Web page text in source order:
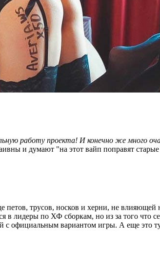
работу проекта! И конечно же много
и думают "на этот вайп поправят
трусов, носков и херни, не
в лидеры по ХФ сборкам, но из за того что
официальным вариантом игры. А еще это